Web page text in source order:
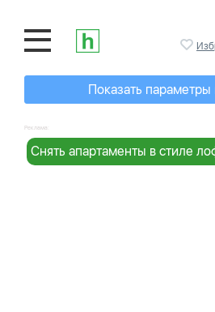
Показать параметры
Реклама:
Снять апартаменты в стиле